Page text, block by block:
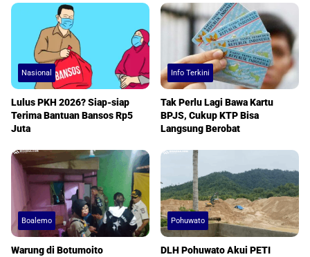
Nasional
Lulus PKH 2026? Siap-siap
Terima Bantuan Bansos Rp5
Juta
Info Terkini
Tak Perlu Lagi Bawa Kartu
BPJS, Cukup KTP Bisa
Langsung Berobat
Boalemo
Warung di Botumoito
Pohuwato
DLH Pohuwato Akui PETI